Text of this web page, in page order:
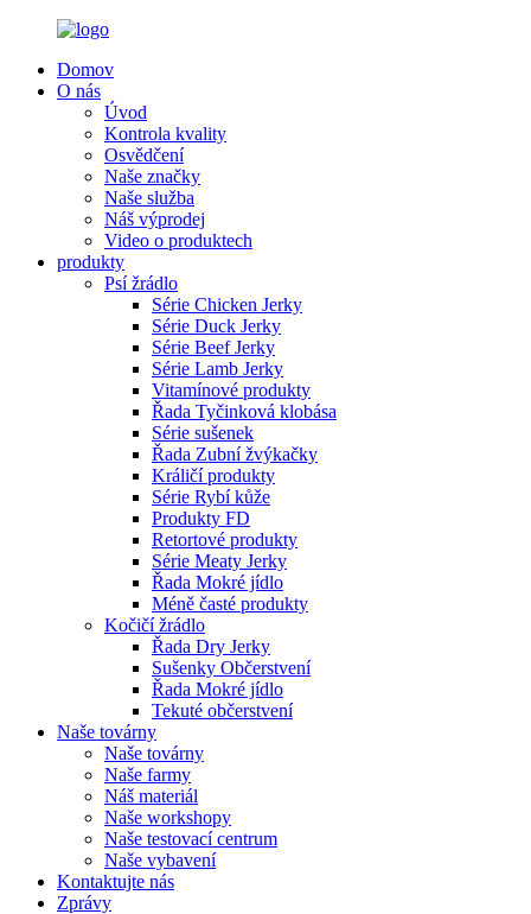
Domov
O nás
Úvod
Kontrola kvality
Osvědčení
Naše značky
Naše služba
Náš výprodej
Video o produktech
produkty
Psí žrádlo
Série Chicken Jerky
Série Duck Jerky
Série Beef Jerky
Série Lamb Jerky
Vitamínové produkty
Řada Tyčinková klobása
Série sušenek
Řada Zubní žvýkačky
Králičí produkty
Série Rybí kůže
Produkty FD
Retortové produkty
Série Meaty Jerky
Řada Mokré jídlo
Méně časté produkty
Kočičí žrádlo
Řada Dry Jerky
Sušenky Občerstvení
Řada Mokré jídlo
Tekuté občerstvení
Naše továrny
Naše továrny
Naše farmy
Náš materiál
Naše workshopy
Naše testovací centrum
Naše vybavení
Kontaktujte nás
Zprávy